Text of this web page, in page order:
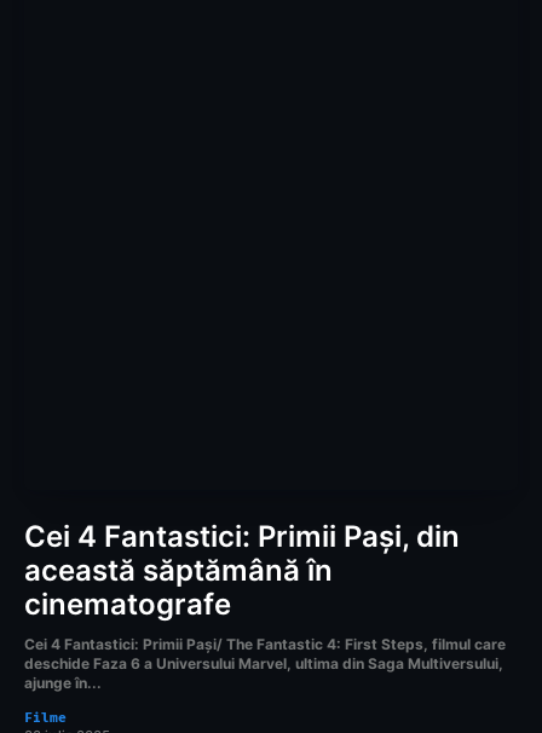
Cei 4 Fantastici: Primii Pași, din
această săptămână în
cinematografe
Cei 4 Fantastici: Primii Pași/ The Fantastic 4: First Steps, filmul care
deschide Faza 6 a Universului Marvel, ultima din Saga Multiversului,
ajunge în...
Filme